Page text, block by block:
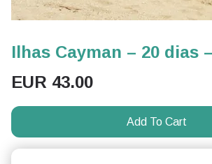
Ilhas Cayman – 20 dias
EUR 43.00
Add To Cart